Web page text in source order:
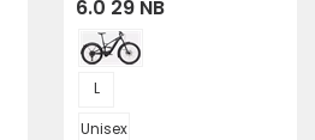
6.0 29 NB
L
Unisex